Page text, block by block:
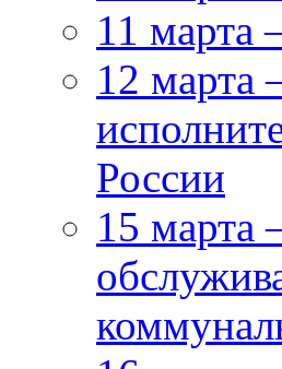
11 марта
12 марта
России
15 марта